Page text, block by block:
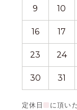
9 10
16 17
23 24
30 31
定休日
に頂い